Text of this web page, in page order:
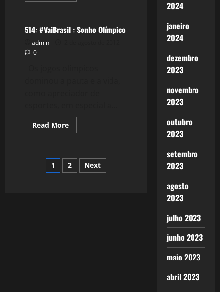
:
Valeu
Esportes
514: #VaiBrasil : Sonho Olímpico
admin
0
Read MoreRead
more
:
Sonho
Olímpico
Paginação
1 2 Next
2024
janeiro
2024
dezembro
2023
novembro
2023
outubro
2023
setembro
2023
agosto
2023
julho 2023
junho 2023
maio 2023
abril 2023